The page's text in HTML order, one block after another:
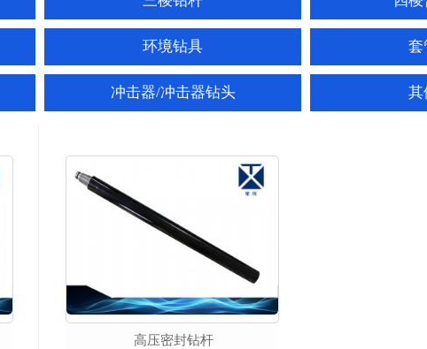
环境钻具 套
冲击器/冲击器钻头 其
高压密封钻杆